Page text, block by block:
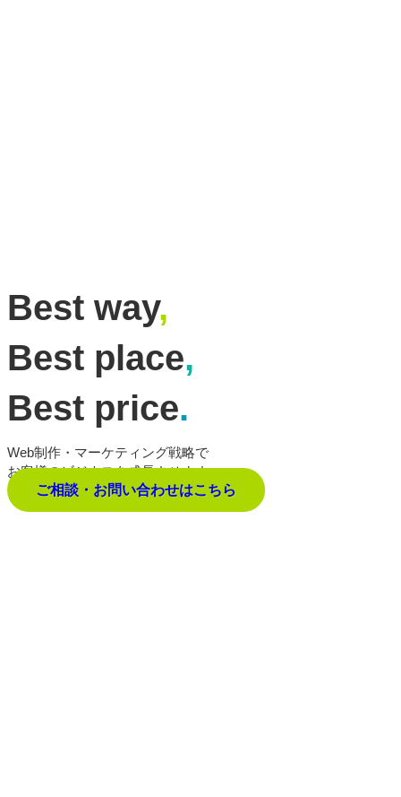
Best way,
Best place,
Best price.
Web制作・マーケティング戦略で
お客様のビジネスを成長させます。
ご相談・お問い合わせはこちら